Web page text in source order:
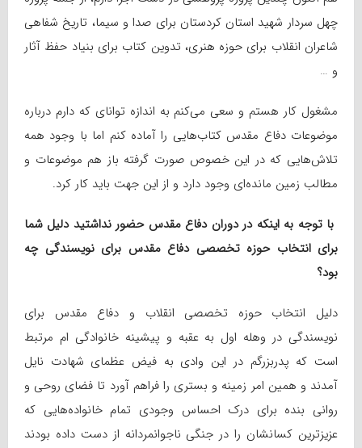
چهل سردار شهید استان کردستان برای صدا و سیما، تاریخ شفاهی
شاعران انقلاب برای حوزه هنری، تدوین کتاب برای بنیاد حفظ آثار
و …
مشغول کار هستم و سعی می‌کنم به اندازه توانای که دارم درباره
موضوعات دفاع مقدس کتاب‌هایی را آماده کنم اما با وجود همه
تلاش‌هایی که در این خصوص صورت گرفته باز هم موضوعات و
مطالب زمین مانده‌ای وجود دارد و از این جهت باید کار کرد.
با توجه به اینکه در دوران دفاع مقدس حضور نداشتید دلیل شما
برای انتخاب حوزه تخصصی دفاع مقدس برای نویسندگی چه
بود؟
دلیل انتخاب حوزه تخصصی انقلاب و دفاع مقدس برای
نویسندگی در وهله اول به عقبه و پیشینه خانوادگی ام مرتبط
است که پدربزرگم در این وادی به فیض عظمای شهادت نایل
آمدند و همین امر زمینه و بستری را فراهم آورد تا فضای روحی و
روانی بنده برای درک احساس وجودی تمام خانواده‌هایی که
عزیزترین کسانشان را در جنگی ناجوانمردانه از دست داده بودند